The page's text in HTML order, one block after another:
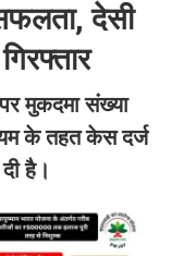
देसी
मुकदमा संख्या
के तहत केस दर्ज
है।